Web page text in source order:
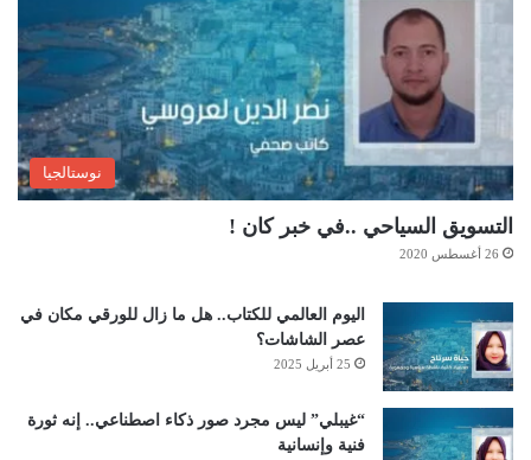
نوستالجيا
التسويق السياحي ..في خبر كان !
26 أغسطس 2020
اليوم العالمي للكتاب.. هل ما زال للورقي مكان في
عصر الشاشات؟
25 أبريل 2025
“غيبلي” ليس مجرد صور ذكاء اصطناعي.. إنه ثورة
فنية وإنسانية